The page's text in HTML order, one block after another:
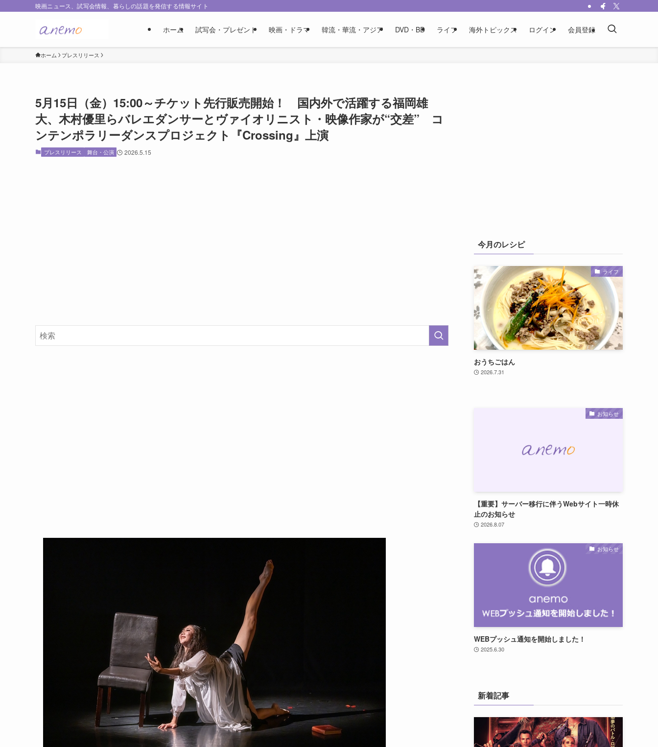
映画ニュース、試写会情報、暮らしの話題を発信する情報サイト
ホーム 試写会・プレゼント 映画・ドラマ 韓流・華流・アジア DVD・BD ライフ 海外トピックス ログイン 会員登録
ホーム プレスリリース
5月15日（金）15:00～チケット先行販売開始！ 国内外で活躍する福岡雄
大、木村優里らバレエダンサーとヴァイオリニスト・映像作家が“交差” コ
ンテンポラリーダンスプロジェクト『Crossing』上演
プレスリリース 舞台・公演 2026.5.15
今月のレシピ
ライフ
おうちごはん
2026.7.31
お知らせ
【重要】サーバー移行に伴うWebサイト一時休
止のお知らせ
2026.8.07
お知らせ
WEBプッシュ通知を開始しました！
2025.6.30
新着記事